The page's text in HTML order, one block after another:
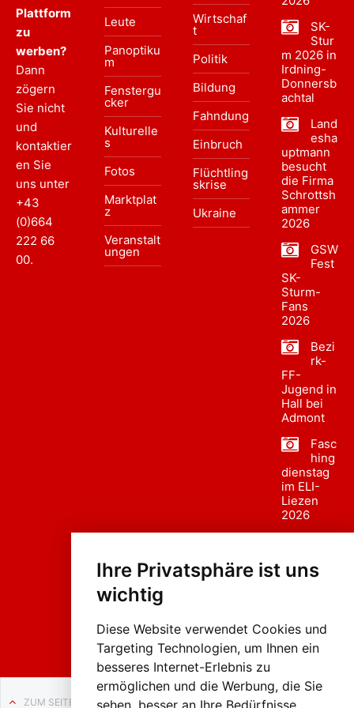
Ihre Privatsphäre ist uns
wichtig
Diese Website verwendet Cookies und
Targeting Technologien, um Ihnen ein
besseres Internet-Erlebnis zu
ermöglichen und die Werbung, die Sie
sehen, besser an Ihre Bedürfnisse
Plattform
zu
werben?
Dann
zögern
Sie nicht
und
kontaktier
en Sie
uns unter
+43
(0)664
222 66
00.
Leute
Panoptiku
m
Fenstergu
cker
Kulturelle
s
Fotos
Marktplat
z
Veranstalt
ungen
Wirtschaf
t
Politik
Bildung
Fahndung
Einbruch
Flüchtling
skrise
Ukraine
SK-
Stur
m 2026 in
Irdning-
Donnersb
achtal
Land
esha
uptmann
besucht
die Firma
Schrottsh
ammer
2026
GSW
Fest
SK-
Sturm-
Fans
2026
Bezi
rk-
FF-
Jugend in
Hall bei
Admont
Fasc
hing
dienstag
im ELI-
Liezen
2026
sumzug
Liezen
ZUM SEITENANFANG